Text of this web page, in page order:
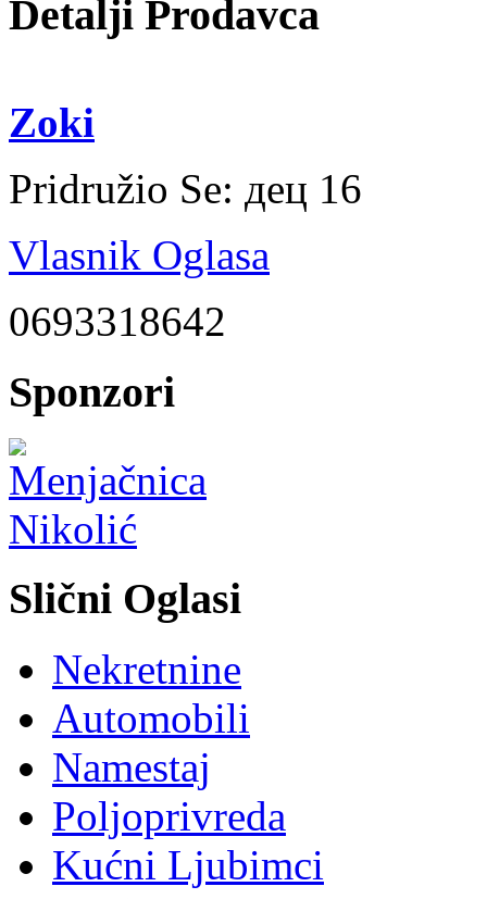
Detalji Prodavca
Zoki
Pridružio Se: дец 16
Vlasnik Oglasa
0693318642
Sponzori
Slični Oglasi
Nekretnine
Automobili
Namestaj
Poljoprivreda
Kućni Ljubimci